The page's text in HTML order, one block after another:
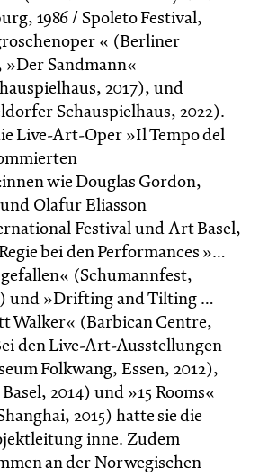
1986 / Spoleto Festival,
« (Berliner
»Der Sandmann«
2017), und
Schauspielhaus, 2022).
Live-Art-Oper »Il Tempo del
wie Douglas Gordon,
Olafur Eliasson
Festival und Art Basel,
bei den Performances »…
gefallen« (Schumannfest,
und »Drifting and Tilting …
Walker« (Barbican Centre,
den Live-Art-Ausstellungen
Folkwang, Essen, 2012),
2014) und »15 Rooms«
2015) hatte sie die
inne. Zudem
an der Norwegischen